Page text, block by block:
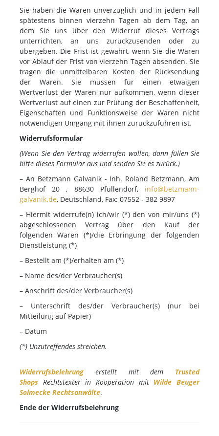
Sie haben die Waren unverzüglich und in jedem Fall
spätestens binnen vierzehn Tagen ab dem Tag, an
dem Sie uns über den Widerruf dieses Vertrags
unterrichten, an uns zurückzusenden oder zu
übergeben. Die Frist ist gewahrt, wenn Sie die Waren
vor Ablauf der Frist von vierzehn Tagen absenden. Sie
tragen die unmittelbaren Kosten der Rücksendung
der Waren. Sie müssen für einen etwaigen
Wertverlust der Waren nur aufkommen, wenn dieser
Wertverlust auf einen zur Prüfung der Beschaffenheit,
Eigenschaften und Funktionsweise der Waren nicht
notwendigen Umgang mit ihnen zurückzuführen ist.
Widerrufsformular
(Wenn Sie den Vertrag widerrufen wollen, dann füllen Sie
bitte dieses Formular aus und senden Sie es zurück.)
– An Betzmann Galvanik - Inh. Roland Betzmann, Am
Berghof 20 , 88630 Pfullendorf, info@betzmann-
galvanik.de, Deutschland, Fax: 07552 - 382 9897
– Hiermit widerrufe(n) ich/wir (*) den von mir/uns (*)
abgeschlossenen Vertrag über den Kauf der
folgenden Waren (*)/die Erbringung der folgenden
Dienstleistung (*)
– Bestellt am (*)/erhalten am (*)
– Name des/der Verbraucher(s)
– Anschrift des/der Verbraucher(s)
– Unterschrift des/der Verbraucher(s) (nur bei
Mitteilung auf Papier)
– Datum
(*) Unzutreffendes streichen.
Widerrufsbelehrung erstellt mit dem Trusted
Shops Rechtstexter in Kooperation mit Wilde Beuger
Solmecke Rechtsanwälte.
Ende der Widerrufsbelehrung